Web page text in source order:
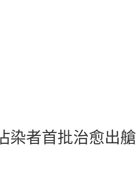
染者首批治愈出艙